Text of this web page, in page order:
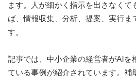
ます。人が細かく指示を出さなくて
ば、情報収集、分析、提案、実行ま
す。
記事では、中小企業の経営者がAIを
ている事例が紹介されています。補